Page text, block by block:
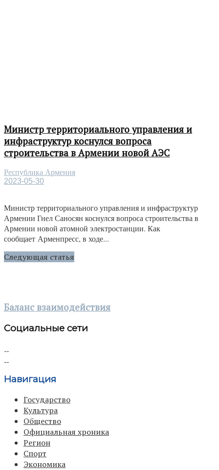
Министр территориального управления и
инфраструктур коснулся вопроса
строительства в Армении новой АЭС
Республика Армения
2023-05-30
Министр территориального управления и инфраструктур
Армении Гнел Саносян коснулся вопроса строительства в
Армении новой атомной электростанции. Как
сообщает Арменпресс, в ходе...
Следующая статья
Баланс взаимодействия
Социальные сети
Навигация
Государство
Культура
Общество
Официальная хроника
Регион
Спорт
Экономика